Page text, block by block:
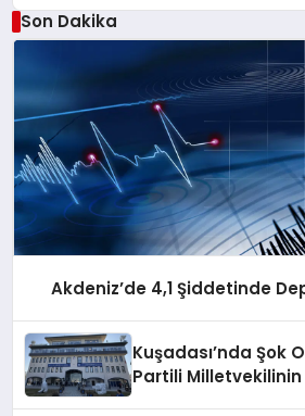
Son Dakika
Akdeniz’de 4,1 Şiddetinde
Kuşadası’nda Şok
Partili Milletvekilinin